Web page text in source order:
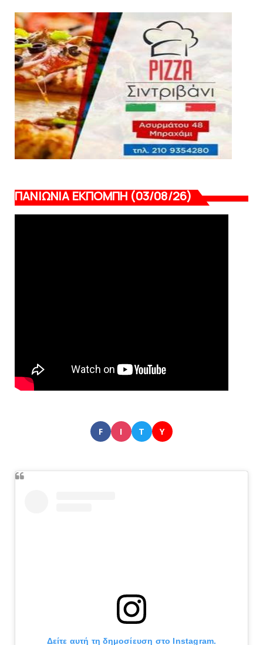
ΕΠΙΚΑΙΡΟΤΗΤΑ
LIVE η Πανιώνια Εκπομπή!
August 03, 2026
ΠΑΝΙΩΝΙΑ ΕΚΠΟΜΠΗ (03/08/26)
F I T Y
Δείτε αυτή τη δημοσίευση στο Instagram.